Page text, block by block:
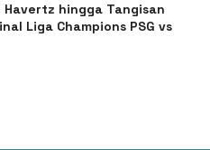
Havertz hingga Tangisan
Liga Champions PSG vs